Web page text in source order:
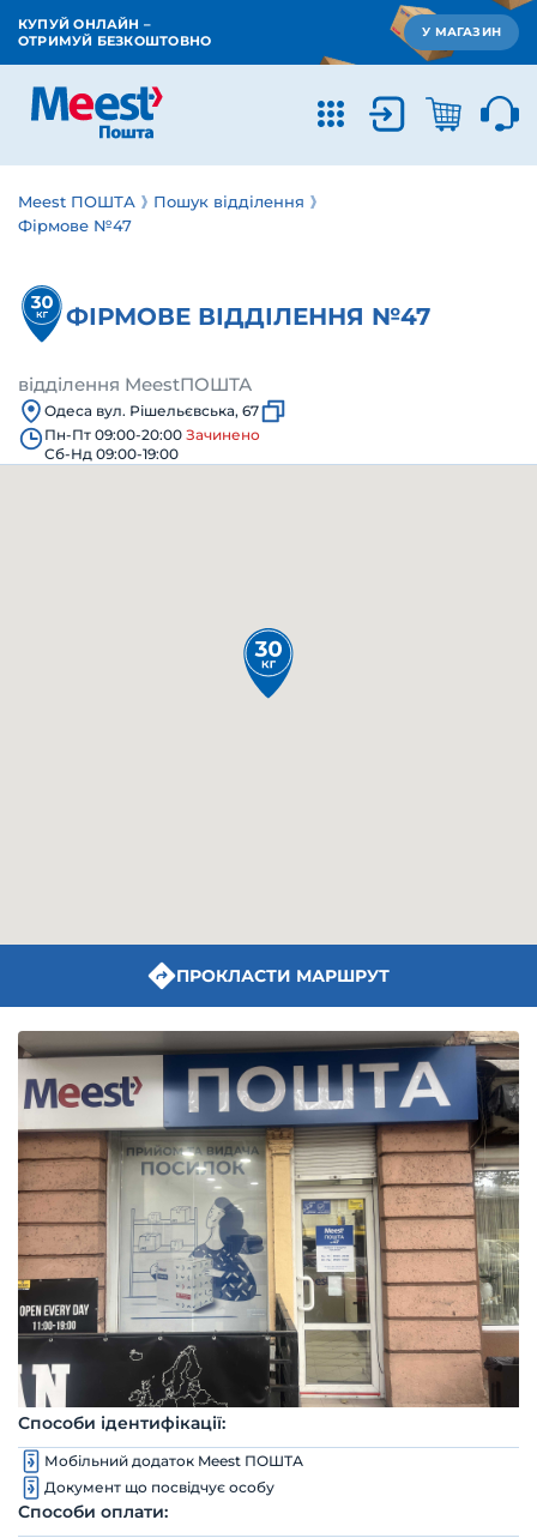
КУПУЙ ОНЛАЙН –
ОТРИМУЙ БЕЗКОШТОВНО
У МАГАЗИН
Meest ПОШТА
Пошук відділення
Фірмове №47
ФІРМОВЕ ВІДДІЛЕННЯ №47
відділення MeestПОШТА
Одеса вул. Рішельєвська, 67
Пн-Пт 09:00-20:00 Зачинено
Сб-Нд 09:00-19:00
ПРОКЛАСТИ МАРШРУТ
Способи ідентифікації:
Мобільний додаток Meest ПОШТА
Документ що посвідчує особу
Способи оплати: